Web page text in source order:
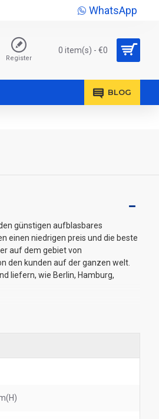
WhatsApp
Register
0 item(s) - €0
BLOG
günstigen aufblasbares
einen niedrigen preis und die beste
auf dem gebiet von
den kunden auf der ganzen welt.
liefern, wie Berlin, Hamburg,